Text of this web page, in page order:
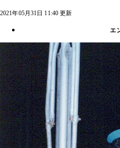
2021年05月31日 11:40 更新
エ